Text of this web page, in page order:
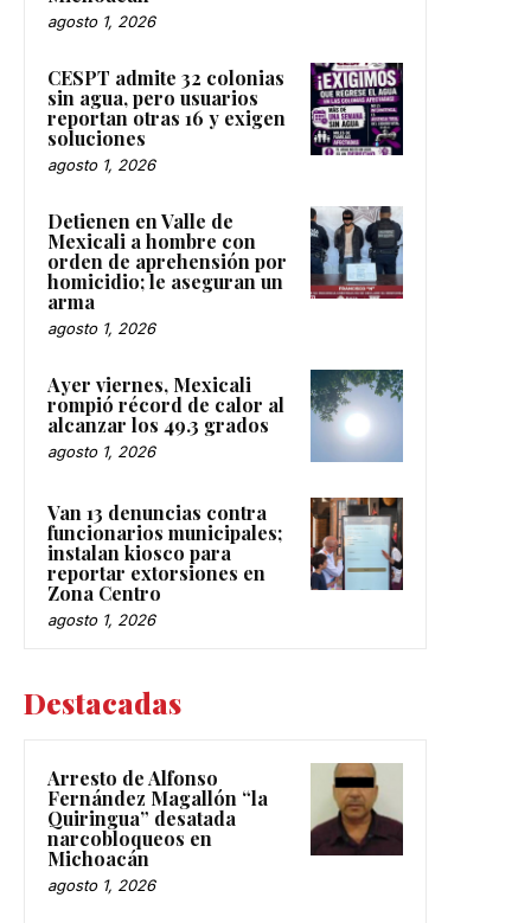
agosto 1, 2026
CESPT admite 32 colonias
sin agua, pero usuarios
reportan otras 16 y exigen
soluciones
agosto 1, 2026
Detienen en Valle de
Mexicali a hombre con
orden de aprehensión por
homicidio; le aseguran un
arma
agosto 1, 2026
Ayer viernes, Mexicali
rompió récord de calor al
alcanzar los 49.3 grados
agosto 1, 2026
Van 13 denuncias contra
funcionarios municipales;
instalan kiosco para
reportar extorsiones en
Zona Centro
agosto 1, 2026
Destacadas
Arresto de Alfonso
Fernández Magallón “la
Quiringua” desatada
narcobloqueos en
Michoacán
agosto 1, 2026